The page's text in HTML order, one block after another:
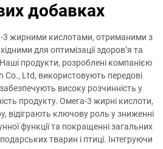
добавках
3 жирними кислотами, отриманими з
для оптимізації здоров’я та
продукти, розроблені компанією
Co., Ltd, використовують передові
високу розчинність у
продукту. Омега-3 жирні кислоти,
відіграють ключову роль у зниженні
функції та покращенні загальних
тварин і птиці. Інтегруючи